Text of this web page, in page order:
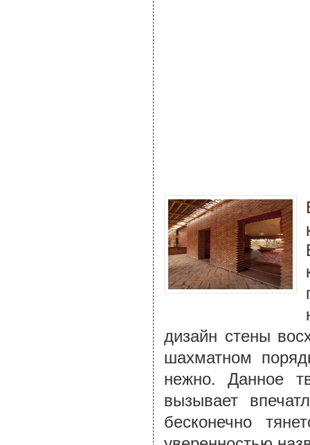
дизайн стены
шахматном
нежно. Данное
вызывает
бесконечно